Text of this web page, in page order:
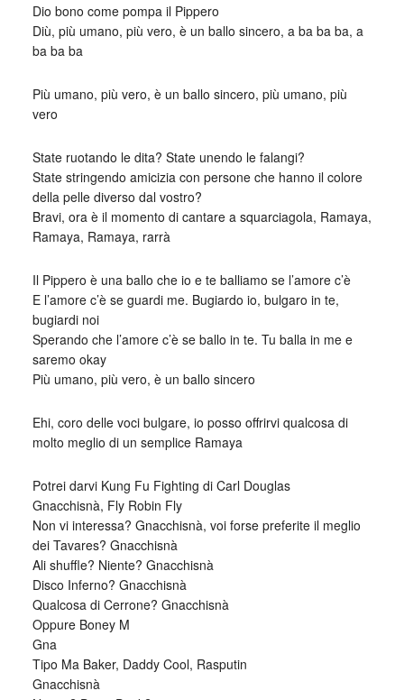
Dio bono come pompa il Pippero
Diù, più umano, più vero, è un ballo sincero, a ba ba ba, a
ba ba ba
Più umano, più vero, è un ballo sincero, più umano, più
vero
State ruotando le dita? State unendo le falangi?
State stringendo amicizia con persone che hanno il colore
della pelle diverso dal vostro?
Bravi, ora è il momento di cantare a squarciagola, Ramaya,
Ramaya, Ramaya, rarrà
Il Pippero è una ballo che io e te balliamo se l’amore c’è
E l’amore c’è se guardi me. Bugiardo io, bulgaro in te,
bugiardi noi
Sperando che l’amore c’è se ballo in te. Tu balla in me e
saremo okay
Più umano, più vero, è un ballo sincero
Ehi, coro delle voci bulgare, io posso offrirvi qualcosa di
molto meglio di un semplice Ramaya
Potrei darvi Kung Fu Fighting di Carl Douglas
Gnacchisnà, Fly Robin Fly
Non vi interessa? Gnacchisnà, voi forse preferite il meglio
dei Tavares? Gnacchisnà
Ali shuffle? Niente? Gnacchisnà
Disco Inferno? Gnacchisnà
Qualcosa di Cerrone? Gnacchisnà
Oppure Boney M
Gna
Tipo Ma Baker, Daddy Cool, Rasputin
Gnacchisnà